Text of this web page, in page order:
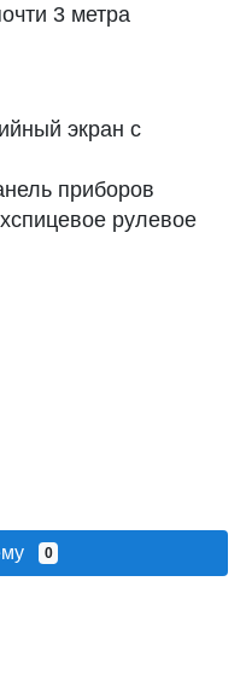
3 метра
экран с
приборов
рулевое
0